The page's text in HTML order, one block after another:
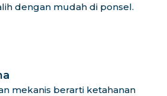
dengan mudah di ponsel.
mekanis berarti ketahanan